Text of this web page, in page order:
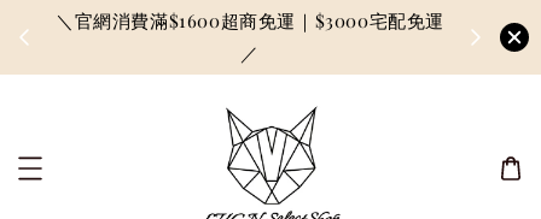
＼官網消費滿$1600超商免運｜$3000宅配免運
／
因訂單